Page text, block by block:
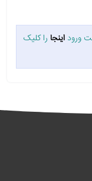
ورود اینجا را کلیک